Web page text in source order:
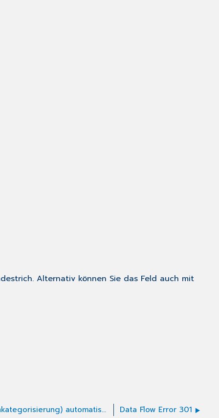
Alternativ können Sie das Feld auch mit
DK (Dauerdiagnosenkategorisierung) automatische Abfrage aktivieren/deaktivieren Data Flow Error 301